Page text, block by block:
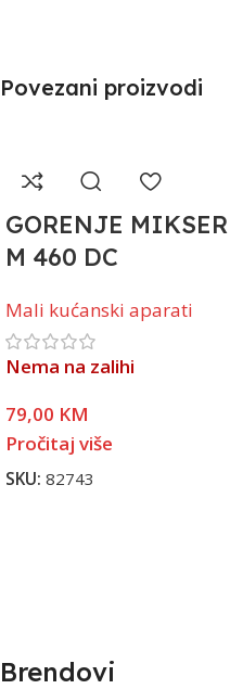
Povezani proizvodi
GORENJE MIKSER
M 460 DC
Mali kućanski aparati
Nema na zalihi
79,00 KM
Pročitaj više
SKU: 82743
Brendovi